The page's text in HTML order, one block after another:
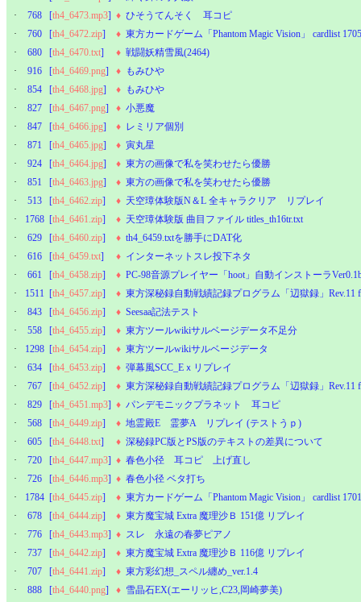
·
768 [th4_6473.mp3] ♦ ひそうてんそく 耳コピ
·
760 [th4_6472.zip] ♦ 東方カードゲーム「Phantom Magic Vision」 cardlist
·
680 [th4_6470.txt] ♦ 戦闘妖精雪風(2464)
·
916 [th4_6469.png] ♦ もみひや
·
854 [th4_6468.jpg] ♦ もみひや
·
827 [th4_6467.png] ♦ 小悪魔
·
847 [th4_6466.jpg] ♦ レミリア個別
·
871 [th4_6465.jpg] ♦ 寅丸星
·
924 [th4_6464.jpg] ♦ 東方の画像で私を笑わせたら優勝
·
851 [th4_6463.jpg] ♦ 東方の画像で私を笑わせたら優勝
·
513 [th4_6462.zip] ♦ 天空璋体験版N＆L 全キャラクリア リプレイ
·
1768 [th4_6461.zip] ♦ 天空璋体験版 曲目ファイル titles_th16tr.txt
·
629 [th4_6460.zip] ♦ th4_6459.txtを勝手にDAT化
·
616 [th4_6459.txt] ♦ インターネットスレ投下ネタ
·
661 [th4_6458.zip] ♦ PC-98音源プレイヤー「hoot」自動インストーラ
·
1511 [th4_6457.zip] ♦ 東方深秘録自動戦績記録プログラム「辺獄録」Rev.11
·
843 [th4_6456.zip] ♦ Seesaa記法テスト
·
558 [th4_6455.zip] ♦ 東方ツールwikiサルベージデータ不足分
·
1298 [th4_6454.zip] ♦ 東方ツールwikiサルベージデータ
·
634 [th4_6453.zip] ♦ 弾幕風SCC_Eｘリプレイ
·
767 [th4_6452.zip] ♦ 東方深秘録自動戦績記録プログラム「辺獄録」Rev.11
·
829 [th4_6451.mp3] ♦ パンデモニックプラネット 耳コピ
·
568 [th4_6449.zip] ♦ 地霊殿E 霊夢A リプレイ (テストうｐ)
·
605 [th4_6448.txt] ♦ 深秘録PC版とPS版のテキストの差異について
·
720 [th4_6447.mp3] ♦ 春色小径 耳コピ 上げ直し
·
726 [th4_6446.mp3] ♦ 春色小径 ベタ打ち
·
1784 [th4_6445.zip] ♦ 東方カードゲーム「Phantom Magic Vision」 cardlist
·
678 [th4_6444.zip] ♦ 東方魔宝城 Extra 魔理沙Ｂ 151億 リプレイ
·
776 [th4_6443.mp3] ♦ スレ 永遠の春夢ピアノ
·
737 [th4_6442.zip] ♦ 東方魔宝城 Extra 魔理沙Ｂ 116億 リプレイ
·
707 [th4_6441.zip] ♦ 東方彩幻想_スペル纏め_ver.1.4
·
888 [th4_6440.png] ♦ 雪晶石EX(エーリッヒ,C23,岡崎夢美)